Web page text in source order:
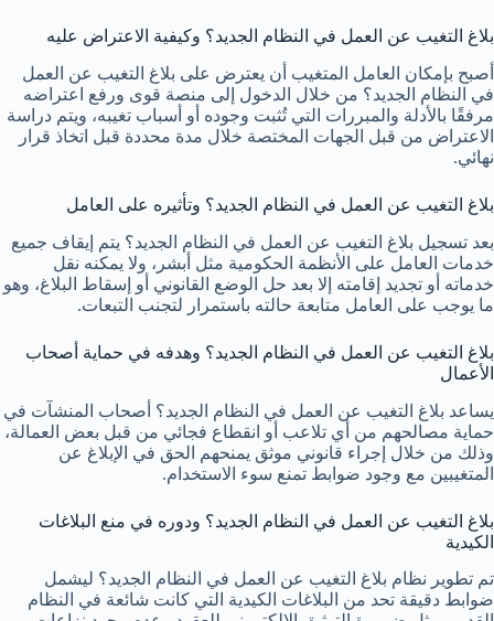
بلاغ التغيب عن العمل في النظام الجديد؟ وكيفية الاعتراض عليه
أصبح بإمكان العامل المتغيب أن يعترض على بلاغ التغيب عن العمل
في النظام الجديد؟ من خلال الدخول إلى منصة قوى ورفع اعتراضه
مرفقًا بالأدلة والمبررات التي تُثبت وجوده أو أسباب تغيبه، ويتم دراسة
الاعتراض من قبل الجهات المختصة خلال مدة محددة قبل اتخاذ قرار
نهائي.
بلاغ التغيب عن العمل في النظام الجديد؟ وتأثيره على العامل
بعد تسجيل بلاغ التغيب عن العمل في النظام الجديد؟ يتم إيقاف جميع
خدمات العامل على الأنظمة الحكومية مثل أبشر، ولا يمكنه نقل
خدماته أو تجديد إقامته إلا بعد حل الوضع القانوني أو إسقاط البلاغ، وهو
ما يوجب على العامل متابعة حالته باستمرار لتجنب التبعات.
بلاغ التغيب عن العمل في النظام الجديد؟ وهدفه في حماية أصحاب
الأعمال
يساعد بلاغ التغيب عن العمل في النظام الجديد؟ أصحاب المنشآت في
حماية مصالحهم من أي تلاعب أو انقطاع فجائي من قبل بعض العمالة،
وذلك من خلال إجراء قانوني موثق يمنحهم الحق في الإبلاغ عن
المتغيبين مع وجود ضوابط تمنع سوء الاستخدام.
بلاغ التغيب عن العمل في النظام الجديد؟ ودوره في منع البلاغات
الكيدية
تم تطوير نظام بلاغ التغيب عن العمل في النظام الجديد؟ ليشمل
ضوابط دقيقة تحد من البلاغات الكيدية التي كانت شائعة في النظام